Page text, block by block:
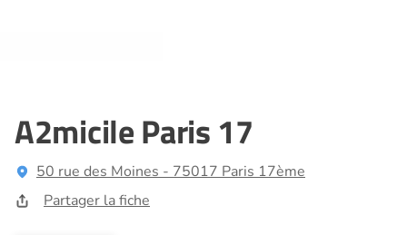
A2micile Paris 17
50 rue des Moines - 75017 Paris 17ème
Partager la fiche